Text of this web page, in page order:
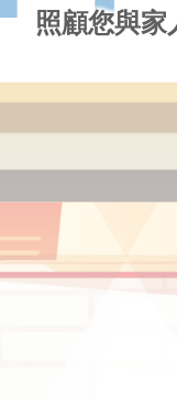
照顧您與家